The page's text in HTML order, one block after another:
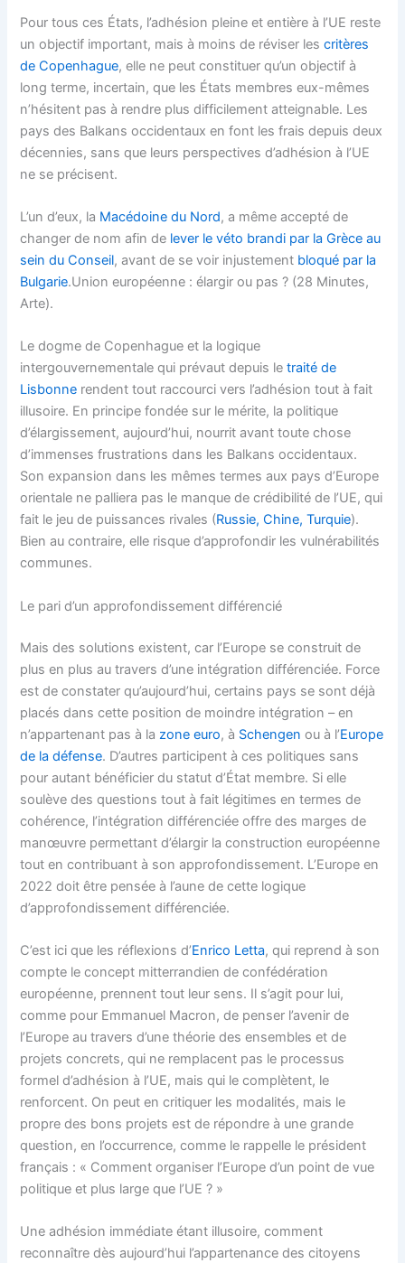
Pour tous ces États, l’adhésion pleine et entière à l’UE reste
un objectif important, mais à moins de réviser lescritères
de Copenhague, elle ne peut constituer qu’un objectif à
long terme, incertain, que les États membres eux-mêmes
n’hésitent pas à rendre plus difficilement atteignable. Les
pays des Balkans occidentaux en font les frais depuis deux
décennies, sans que leurs perspectives d’adhésion à l’UE
ne se précisent.
L’un d’eux, la Macédoine du Nord, a même accepté de
changer de nom afin de lever le véto brandi par la Grèce au
sein du Conseil, avant de se voir injustement bloqué par la
Bulgarie.Union européenne : élargir ou pas ? (28 Minutes,
Arte).
Le dogme de Copenhague et la logique
intergouvernementale qui prévaut depuis letraité de
Lisbonne rendent tout raccourci vers l’adhésion tout à fait
illusoire. En principe fondée sur le mérite, la politique
d’élargissement, aujourd’hui, nourrit avant toute chose
d’immenses frustrations dans les Balkans occidentaux.
Son expansion dans les mêmes termes aux pays d’Europe
orientale ne palliera pas le manque de crédibilité de l’UE, qui
fait le jeu de puissances rivales (Russie, Chine, Turquie).
Bien au contraire, elle risque d’approfondir les vulnérabilités
communes.
Le pari d’un approfondissement différencié
Mais des solutions existent, car l’Europe se construit de
plus en plus au travers d’une intégration différenciée. Force
est de constater qu’aujourd’hui, certains pays se sont déjà
placés dans cette position de moindre intégration – en
n’appartenant pas à lazone euro, à Schengen ou à l’Europe
de la défense. D’autres participent à ces politiques sans
pour autant bénéficier du statut d’État membre. Si elle
soulève des questions tout à fait légitimes en termes de
cohérence, l’intégration différenciée offre des marges de
manœuvre permettant d’élargir la construction européenne
tout en contribuant à son approfondissement. L’Europe en
2022 doit être pensée à l’aune de cette logique
d’approfondissement différenciée.
C’est ici que les réflexions d’Enrico Letta, qui reprend à son
compte le concept mitterrandien de confédération
européenne, prennent tout leur sens. Il s’agit pour lui,
comme pour Emmanuel Macron, de penser l’avenir de
l’Europe au travers d’une théorie des ensembles et de
projets concrets, qui ne remplacent pas le processus
formel d’adhésion à l’UE, mais qui le complètent, le
renforcent. On peut en critiquer les modalités, mais le
propre des bons projets est de répondre à une grande
question, en l’occurrence, comme le rappelle le président
français : « Comment organiser l’Europe d’un point de vue
politique et plus large que l’UE ? »
Une adhésion immédiate étant illusoire, comment
reconnaître dès aujourd’hui l’appartenance des citoyens